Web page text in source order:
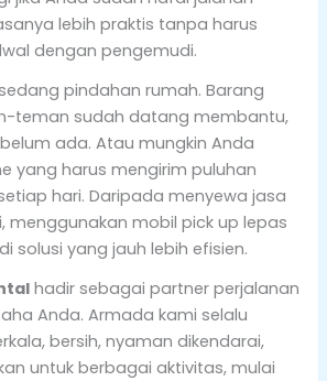
lebih praktis tanpa harus
dengan pengemudi.
pindahan rumah. Barang
teman sudah datang membantu,
ada. Atau mungkin Anda
yang harus mengirim puluhan
hari. Daripada menyewa jasa
menggunakan mobil pick up lepas
solusi yang jauh lebih efisien.
hadir sebagai partner perjalanan
Anda. Armada kami selalu
bersih, nyaman dikendarai,
untuk berbagai aktivitas, mulai